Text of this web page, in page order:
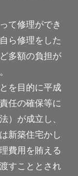
て修理ができ
ら修理をした
多額の負担が
を目的に平成
任の確保等に
）が成立し、
新築住宅かし
費用を賄える
すこととされ